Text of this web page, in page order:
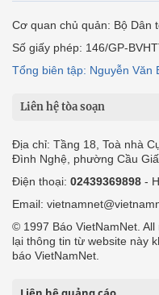
Cơ quan chủ quản: Bộ Dân
Số giấy phép: 146/GP-
Tổng biên tập: Nguyễn Văn
Liên hệ tòa soạn
Địa chỉ: Tầng 18, Toà nhà
Đình Nghệ, phường Cầu
Điện thoại: 02439369898 -
Email:
© 1997 Báo VietNamNet.
lại thông tin từ website này
báo VietNamNet.